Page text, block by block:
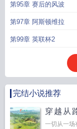
第95章 赛后的风波
第97章 阿斯顿维拉
第99章 英联杯2
完结小说推荐
穿越从
一切从一